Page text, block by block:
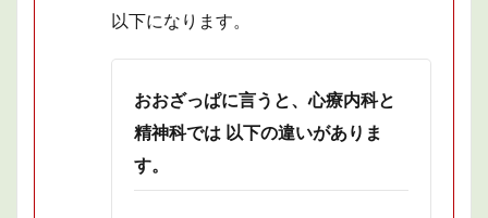
以下になります。
おおざっぱに言うと、心療内科と
精神科では 以下の違いがありま
す。